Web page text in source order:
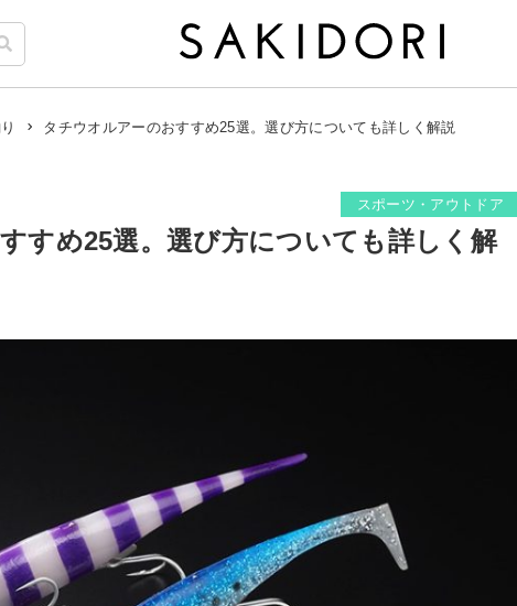
タチウオルアーのおすすめ25選。選び方についても詳しく解説
スポーツ・アウトドア
すめ25選。選び方についても詳しく解